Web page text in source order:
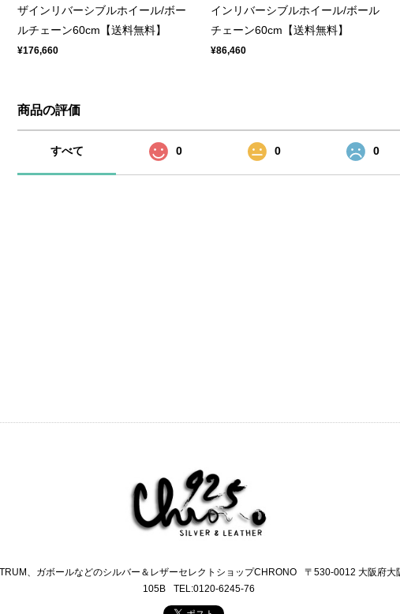
ザインリバーシブルホイール/ボー
ルチェーン60cm【送料無料】
¥176,660
インリバーシブルホイール/ボール
チェーン60cm【送料無料】
¥86,460
商品の評価
すべて 0 0 0
、ガボールなどのシルバー＆レザーセレクトショップCHRONO
〒530-0012 大阪府大
105B
TEL:0120-6245-76